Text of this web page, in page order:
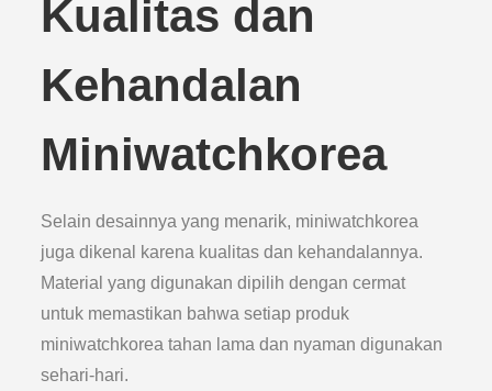
Kualitas dan
Kehandalan
Miniwatchkorea
Selain desainnya yang menarik, miniwatchkorea
juga dikenal karena kualitas dan kehandalannya.
Material yang digunakan dipilih dengan cermat
untuk memastikan bahwa setiap produk
miniwatchkorea tahan lama dan nyaman digunakan
sehari-hari.